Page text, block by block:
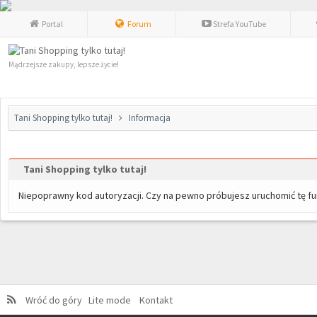
Portal Forum Strefa YouTube
Mądrzejsze zakupy, lepsze życie!
Tani Shopping tylko tutaj! Informacja
Tani Shopping tylko tutaj!
Niepoprawny kod autoryzacji. Czy na pewno próbujesz uruchomić tę
Wróć do góry Lite mode
Kontakt